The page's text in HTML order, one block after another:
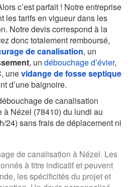
c’est parfait ! Notre entreprise
les tarifs en vigueur dans les
Notre devis correspond à la
donc totalement remboursé,
de canalisation, un
, un débouchage d’évier,
, unevidange de fosse septique
d’une baignoire.
de canalisation
à Nézel (78410) du lundi au
24) sans frais de déplacement ni
de canalisation à Nézel. Les
à titre indicatif et peuvent
les spécificités du projet et